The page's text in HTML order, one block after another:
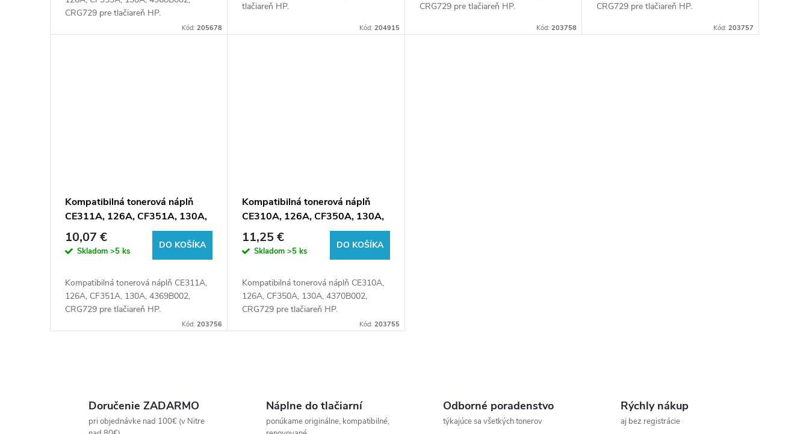
CRG729 pre tlačiareň HP.
Kód:205678
tlačiareň HP.
Kód: 204915
CRG729 pre tlačiareň HP.
Kód: 203758
CRG729 pre tlačiareň HP.
Kód: 203757
Kompatibilná tonerová náplň
CE311A, 126A, CF351A, 130A,
4369B002, CRG729, 1000 listov
pre tlačiarne HP (Orink white
10,07 €
Skladom >5 ks
DO KOŠÍKA
Kompatibilná tonerová náplň CE311A,
126A, CF351A, 130A, 4369B002,
CRG729 pre tlačiareň HP.
Kód:203756
Kompatibilná tonerová náplň
CE310A, 126A, CF350A, 130A,
4370B002, CRG729, 1200 listov
pre tlačiarne HP (Orink white
11,25 €
Skladom>5 ks
DO KOŠÍKA
Kompatibilná tonerová náplň CE310A,
126A, CF350A, 130A, 4370B002,
CRG729 pre tlačiareň HP.
Kód: 203755
Doručenie ZADARMO
pri objednávke nad 100€ (v Nitre
Náplne do tlačiarní
ponúkame originálne, kompatibilné,
Odborné poradenstvo
týkajúce sa všetkých tonerov
Rýchly nákup
aj bez registrácie